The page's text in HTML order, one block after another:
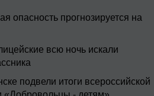
опасность прогнозируется на
всю ночь искали
подвели итоги всероссийской